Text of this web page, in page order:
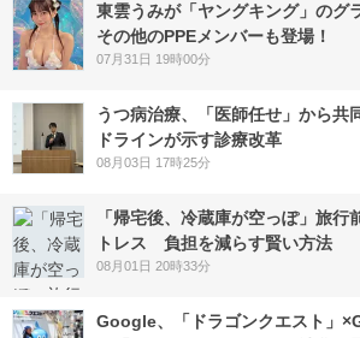
東雲うみが「ヤングキング」のグ
その他のPPEメンバーも登場！
07月31日 19時00分
うつ病治療、「医師任せ」から
ドラインが示す診療改革
08月03日 17時25分
「帰宅後、冷蔵庫が空っぽ」旅行
トレス 負担を減らす賢い方法
08月01日 20時33分
Google、「ドラゴンクエスト」